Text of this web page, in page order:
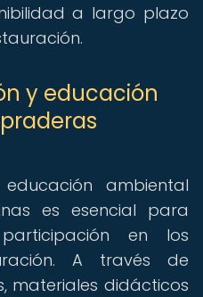
a largo plazo
y educación
ambiental
es esencial para
en los
A través de
materiales didácticos